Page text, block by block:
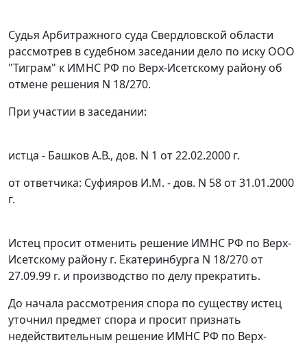
Судья Арбитражного суда Свердловской области
рассмотрев в судебном заседании дело по иску ООО
"Тиграм" к ИМНС РФ по Верх-Исетскому району об
отмене решения N 18/270.
При участии в заседании:
истца - Башков А.В., дов. N 1 от 22.02.2000 г.
от ответчика: Суфияров И.М. - дов. N 58 от 31.01.2000
г.
Истец просит отменить решение ИМНС РФ по Верх-
Исетскому району г. Екатеринбурга N 18/270 от
27.09.99 г. и производство по делу прекратить.
До начала рассмотрения спора по существу истец
уточнил предмет спора и просит признать
недействительным решение ИМНС РФ по Верх-